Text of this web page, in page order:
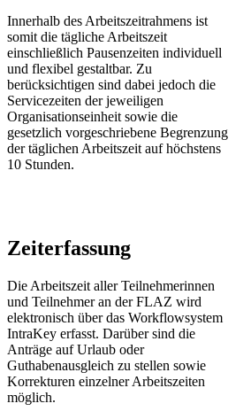
Innerhalb des Arbeitszeitrahmens ist
somit die tägliche Arbeitszeit
einschließlich Pausenzeiten individuell
und flexibel gestaltbar. Zu
berücksichtigen sind dabei jedoch die
Servicezeiten der jeweiligen
Organisationseinheit sowie die
gesetzlich vorgeschriebene Begrenzung
der täglichen Arbeitszeit auf höchstens
10 Stunden.
Zeiterfassung
Die Arbeitszeit aller Teilnehmerinnen
und Teilnehmer an der FLAZ wird
elektronisch über das Workflowsystem
IntraKey erfasst. Darüber sind die
Anträge auf Urlaub oder
Guthabenausgleich zu stellen sowie
Korrekturen einzelner Arbeitszeiten
möglich.